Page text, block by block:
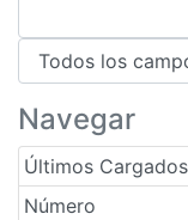
Navegar
Últimos Cargados
Número